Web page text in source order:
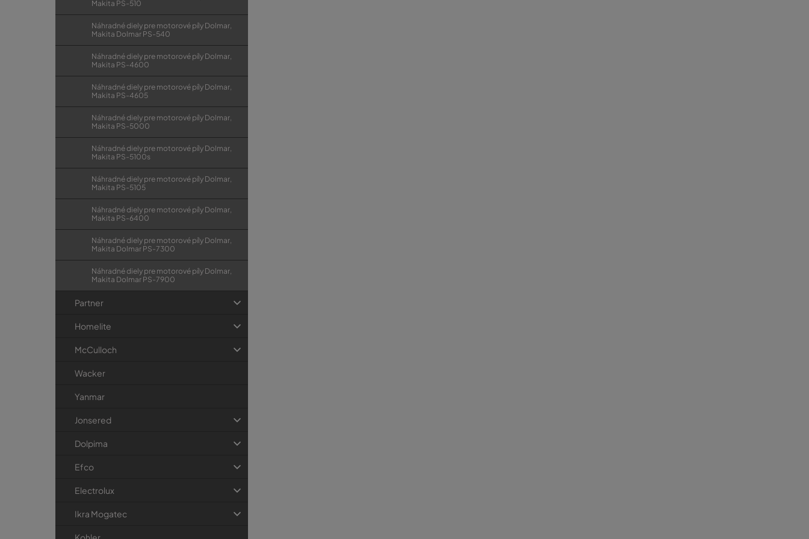
Makita PS-510
Náhradné diely pre motorové píly Dolmar,
Makita Dolmar PS-540
Náhradné diely pre motorové píly Dolmar,
Makita PS-4600
Náhradné diely pre motorové píly Dolmar,
Makita PS-4605
Náhradné diely pre motorové píly Dolmar,
Makita PS-5000
Náhradné diely pre motorové píly Dolmar,
Makita PS-5100s
Náhradné diely pre motorové píly Dolmar,
Makita PS-5105
Náhradné diely pre motorové píly Dolmar,
Makita PS-6400
Náhradné diely pre motorové píly Dolmar,
Makita Dolmar PS-7300
Náhradné diely pre motorové píly Dolmar,
Makita Dolmar PS-7900
Partner
Homelite
McCulloch
Wacker
Yanmar
Jonsered
Dolpima
Efco
Electrolux
Ikra Mogatec